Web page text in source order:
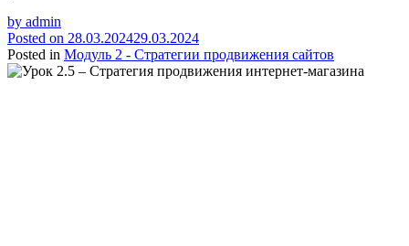
by admin
Posted on 28.03.202429.03.2024
Posted in Модуль 2 - Стратегии продвижения сайтов